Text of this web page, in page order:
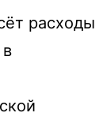
расходы